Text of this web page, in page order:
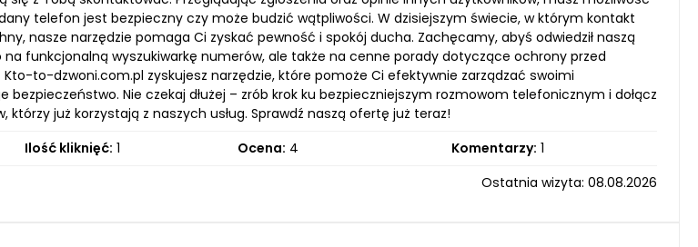
telefon jest bezpieczny czy może budzić wątpliwości. W dzisiejszym świecie, w którym kontakt
nasze narzędzie pomaga Ci zyskać pewność i spokój ducha. Zachęcamy, abyś odwiedził naszą
na funkcjonalną wyszukiwarkę numerów, ale także na cenne porady dotyczące ochrony przed
to-dzwoni.com.pl zyskujesz narzędzie, które pomoże Ci efektywnie zarządzać swoimi
bezpieczeństwo. Nie czekaj dłużej – zrób krok ku bezpieczniejszym rozmowom telefonicznym i dołącz
którzy już korzystają z naszych usług. Sprawdź naszą ofertę już teraz!
Ilość kliknięć: 1 Ocena: 4 Komentarzy: 1
Ostatnia wizyta: 08.08.2026